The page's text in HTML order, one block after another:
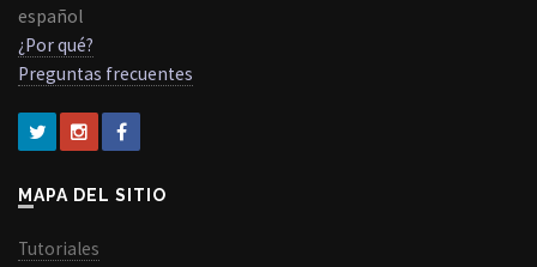
español
¿Por qué?
Preguntas frecuentes
MAPA DEL SITIO
Tutoriales